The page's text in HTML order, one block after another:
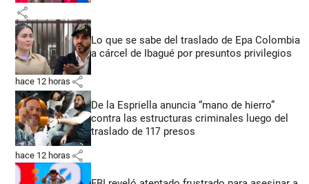
share
Lo que se sabe del traslado de Epa Colombia
a cárcel de Ibagué por presuntos privilegios
hace 12 horas share
De la Espriella anuncia “mano de hierro”
contra las estructuras criminales luego del
traslado de 117 presos
hace 12 horas share